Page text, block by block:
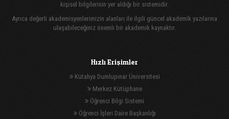
kişisel bilgilerinin yer aldığı bir sistemidir.
Ayrıca değerli akademisyenlerimizin alanları ile ilgili güncel akademik yazılarına
ulaşabileceğiniz önemli bir akademik kaynaktır.
Hızlı Erişimler
Kütahya Dumlupınar Üniversitesi
Merkez Kütüphane
Öğrenci Bilgi Sistemi
Öğrenci İşleri Daire Başkanlığı